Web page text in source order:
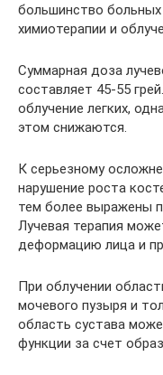
большинство
химиотерапии и
Суммарная доза
составляет 45-55
облучение легких,
этом снижаются.
К серьезному
нарушение роста
тем более выражены
Лучевая терапия
деформацию лица и пр.
При облучении
мочевого пузыря и
область сустава
функции за счет